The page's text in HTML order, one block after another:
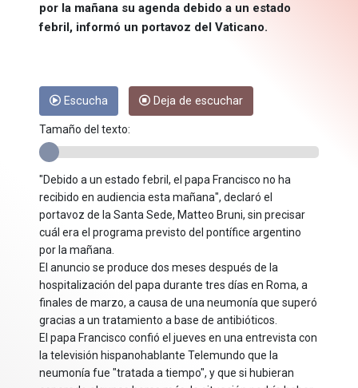
por la mañana su agenda debido a un estado
febril, informó un portavoz del Vaticano.
Escucha Deja de escuchar
Tamaño del texto:
"Debido a un estado febril, el papa Francisco no ha
recibido en audiencia esta mañana", declaró el
portavoz de la Santa Sede, Matteo Bruni, sin precisar
cuál era el programa previsto del pontífice argentino
por la mañana.
El anuncio se produce dos meses después de la
hospitalización del papa durante tres días en Roma, a
finales de marzo, a causa de una neumonía que superó
gracias a un tratamiento a base de antibióticos.
El papa Francisco confió el jueves en una entrevista con
la televisión hispanohablante Telemundo que la
neumonía fue "tratada a tiempo", y que si hubieran